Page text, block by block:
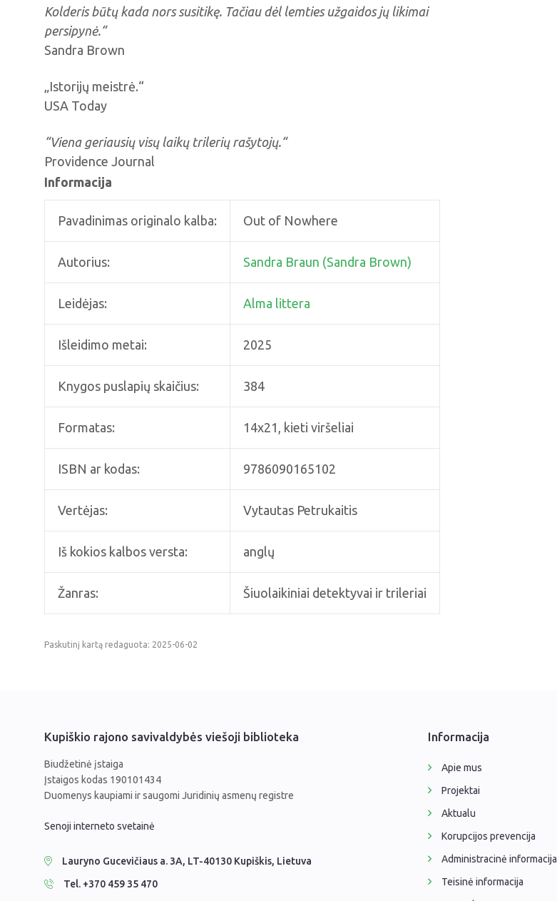
Kolderis būtų kada nors susitikę. Tačiau dėl lemties užgaidos jų likimai
persipynė.“
Sandra Brown
„Istorijų meistrė.“
USA Today
“Viena geriausių visų laikų trilerių rašytojų.“
Providence Journal
Informacija
Pavadinimas originalo kalba: Out of Nowhere
Autorius: Sandra Braun (Sandra Brown)
Leidėjas: Alma littera
Išleidimo metai: 2025
Knygos puslapių skaičius: 384
Formatas: 14x21, kieti viršeliai
ISBN ar kodas: 9786090165102
Vertėjas: Vytautas Petrukaitis
Iš kokios kalbos versta: anglų
Žanras: Šiuolaikiniai detektyvai ir trileriai
Paskutinį kartą redaguota: 2025-06-02
Kupiškio rajono savivaldybės viešoji biblioteka
Biudžetinė įstaiga
Įstaigos kodas 190101434
Duomenys kaupiami ir saugomi Juridinių asmenų registre
Senoji interneto svetainė
Lauryno Gucevičiaus a. 3A, LT-40130 Kupiškis, Lietuva
Tel. +370 459 35 470
Informacija
Apie mus
Projektai
Aktualu
Korupcijos prevencija
Administracinė informacija
Teisinė informacija